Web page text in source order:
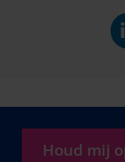
Houd mij